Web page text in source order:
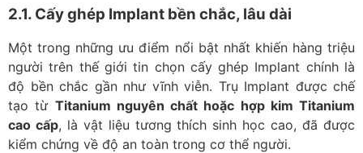
2.1. Cấy ghép Implant bền chắc, lâu dài
Một trong những ưu điểm nổi bật nhất khiến hàng triệu
người trên thế giới tin chọn cấy ghép Implant chính là
độ bền chắc gần như vĩnh viễn. Trụ Implant được chế
tạo từ Titanium nguyên chất hoặc hợp kim Titanium
cao cấp, là vật liệu tương thích sinh học cao, đã được
kiểm chứng về độ an toàn trong cơ thể người.